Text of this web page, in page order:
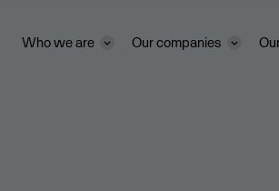
Who we are Our companies